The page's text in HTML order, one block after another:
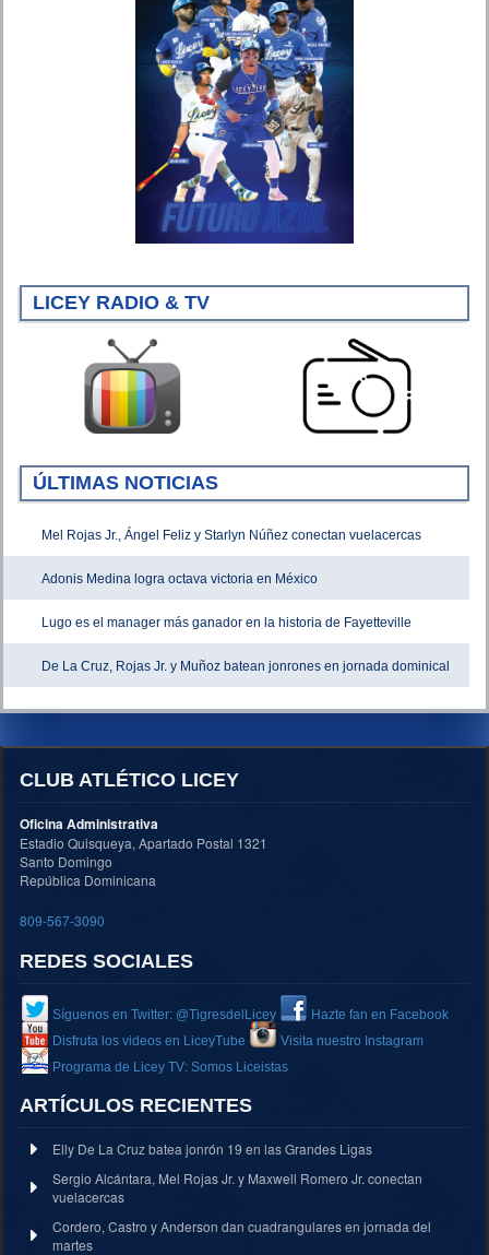
LICEY RADIO & TV
ÚLTIMAS NOTICIAS
Mel Rojas Jr., Ángel Feliz y Starlyn Núñez conectan vuelacercas
Adonis Medina logra octava victoria en México
Lugo es el manager más ganador en la historia de Fayetteville
De La Cruz, Rojas Jr. y Muñoz batean jonrones en jornada dominical
CLUB ATLÉTICO LICEY
Oficina Administrativa
Estadio Quisqueya, Apartado Postal 1321
Santo Domingo
República Dominicana
809-567-3090
REDES SOCIALES
Síguenos en Twitter: @TigresdelLicey
Hazte fan en Facebook
Disfruta los videos en LiceyTube
Visita nuestro Instagram
Programa de Licey TV: Somos Liceistas
ARTÍCULOS RECIENTES
Elly De La Cruz batea jonrón 19 en las Grandes Ligas
Sergio Alcántara, Mel Rojas Jr. y Maxwell Romero Jr. conectan
vuelacercas
Cordero, Castro y Anderson dan cuadrangulares en jornada del
martes